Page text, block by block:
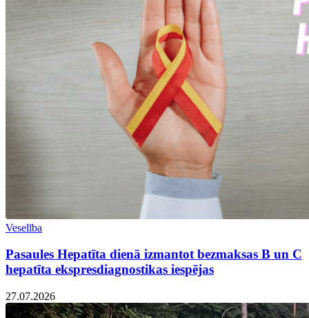
Veselība
Pasaules Hepatīta dienā izmantot bezmaksas B un C
hepatīta ekspresdiagnostikas iespējas
27.07.2026